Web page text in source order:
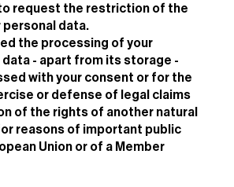
request the restriction of the
data.
the processing of your
- apart from its storage -
with your consent or for the
or defense of legal claims
of the rights of another natural
reasons of important public
Union or of a Member